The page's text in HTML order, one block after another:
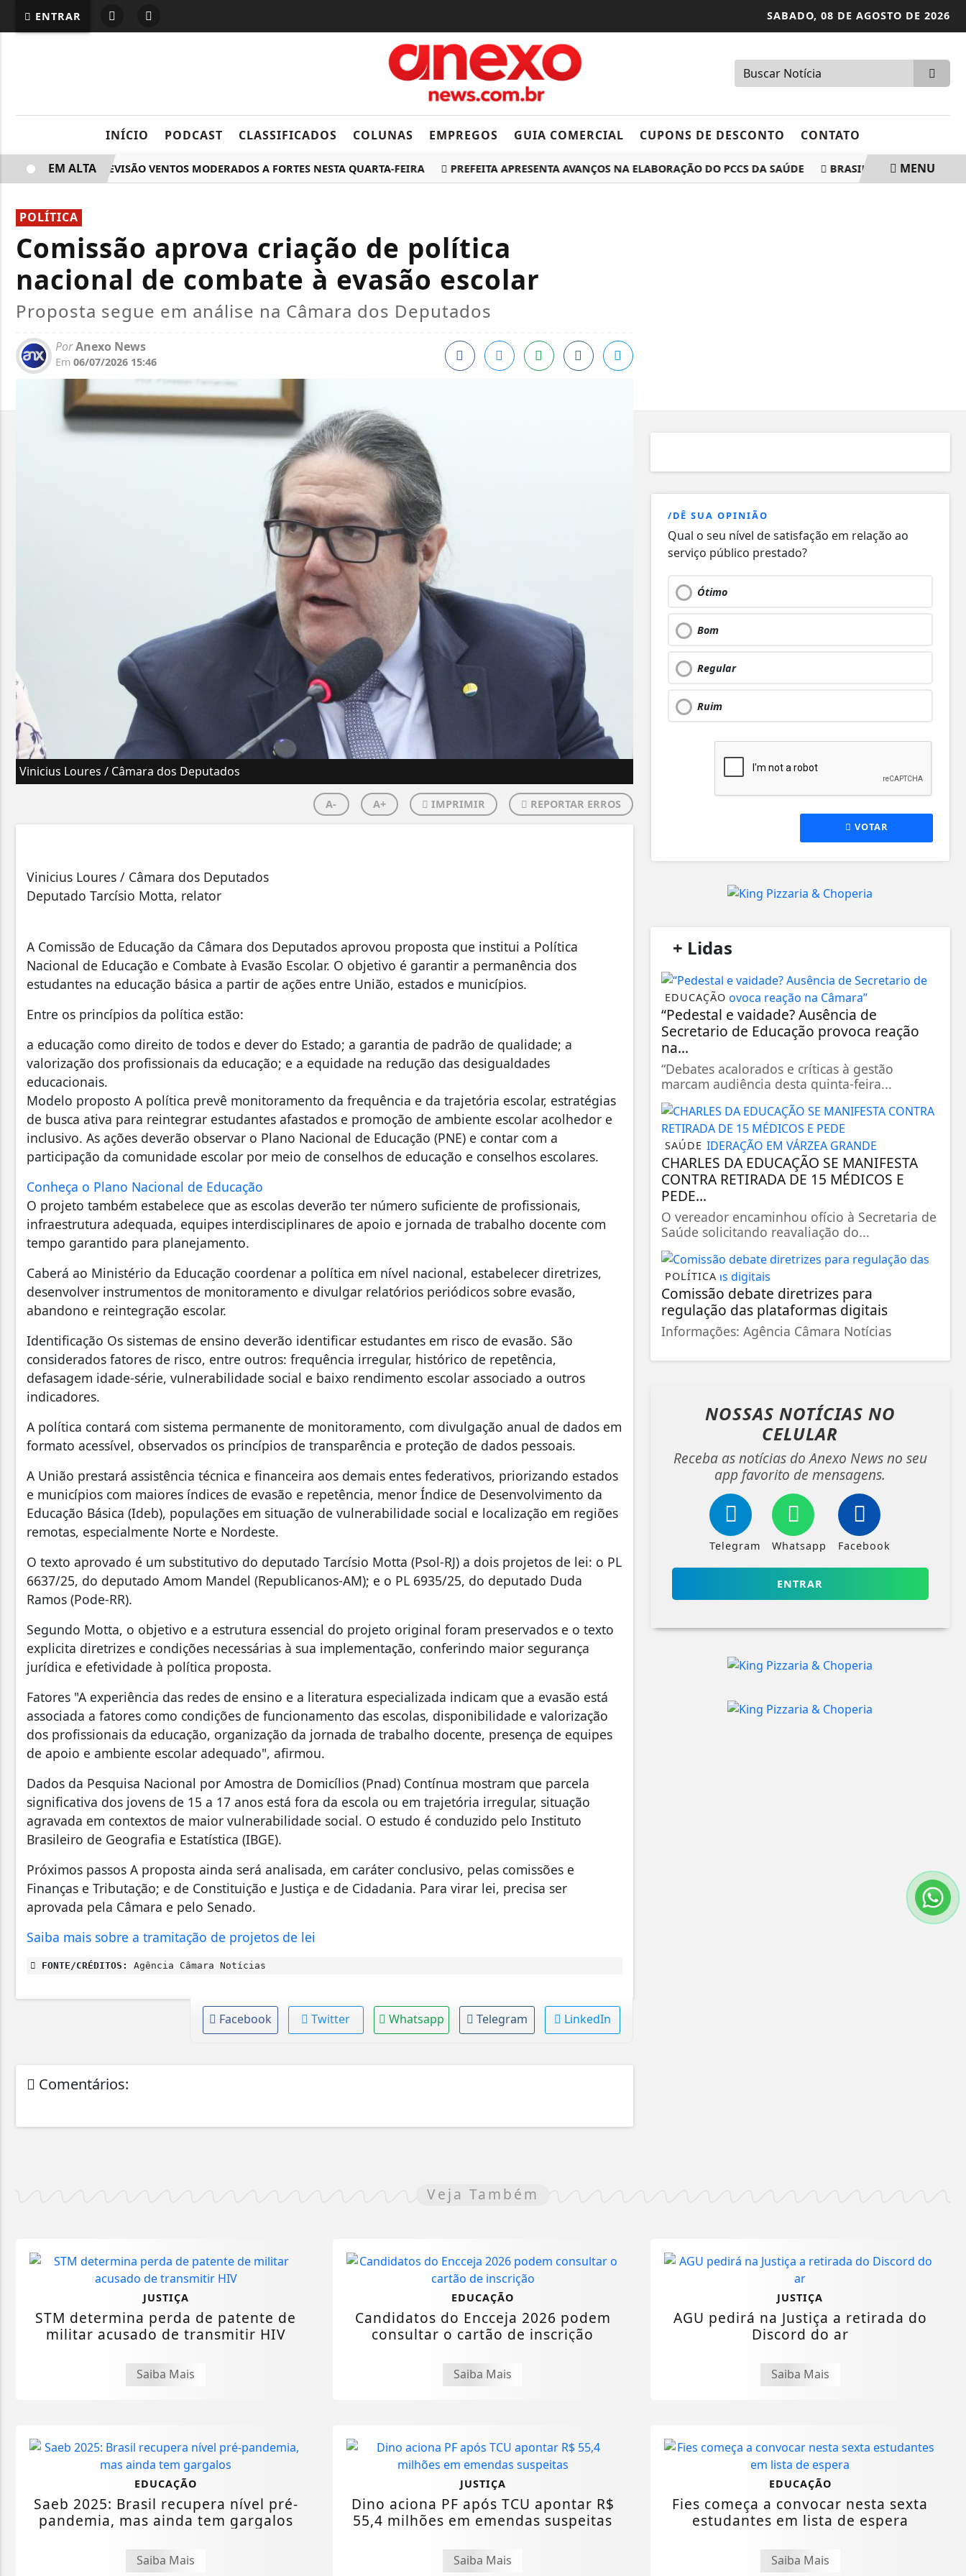
ENTRAR SABADO, 08 DE AGOSTO DE 2026
INÍCIO PODCAST CLASSIFICADOS COLUNAS EMPREGOS GUIA COMERCIAL CUPONS DE DESCONTO CONTATO
RIO TEM PREVISÃO VENTOS MODERADOS A FORTES NESTA QUARTA-FEIRA PREFEITA APRESENTA AVANÇOS NA ELABORAÇÃO DO PCCS DA SAÚDE BRASIL PASSA A TER
EM ALTA MENU
POLÍTICA
Comissão aprova criação de política
nacional de combate à evasão escolar
Proposta segue em análise na Câmara dos Deputados
PorAnexo News
Em 06/07/2026 15:46
Vinicius Loures / Câmara dos Deputados
A- A+ IMPRIMIR REPORTAR ERROS
Vinicius Loures / Câmara dos Deputados
Deputado Tarcísio Motta, relator
A Comissão de Educação da Câmara dos Deputados aprovou proposta que institui a Política
Nacional de Educação e Combate à Evasão Escolar. O objetivo é garantir a permanência dos
estudantes na educação básica a partir de ações entre União, estados e municípios.
Entre os princípios da política estão:
a educação como direito de todos e dever do Estado; a garantia de padrão de qualidade; a
valorização dos profissionais da educação; e a equidade na redução das desigualdades
educacionais.
Modelo proposto A política prevê monitoramento da frequência e da trajetória escolar, estratégias
de busca ativa para reintegrar estudantes afastados e promoção de ambiente escolar acolhedor e
inclusivo. As ações deverão observar o Plano Nacional de Educação (PNE) e contar com a
participação da comunidade escolar por meio de conselhos de educação e conselhos escolares.
Conheça o Plano Nacional de Educação
O projeto também estabelece que as escolas deverão ter número suficiente de profissionais,
infraestrutura adequada, equipes interdisciplinares de apoio e jornada de trabalho docente com
tempo garantido para planejamento.
Caberá ao Ministério da Educação coordenar a política em nível nacional, estabelecer diretrizes,
desenvolver instrumentos de monitoramento e divulgar relatórios periódicos sobre evasão,
abandono e reintegração escolar.
Identificação Os sistemas de ensino deverão identificar estudantes em risco de evasão. São
considerados fatores de risco, entre outros: frequência irregular, histórico de repetência,
defasagem idade-série, vulnerabilidade social e baixo rendimento escolar associado a outros
indicadores.
A política contará com sistema permanente de monitoramento, com divulgação anual de dados em
formato acessível, observados os princípios de transparência e proteção de dados pessoais.
A União prestará assistência técnica e financeira aos demais entes federativos, priorizando estados
e municípios com maiores índices de evasão e repetência, menor Índice de Desenvolvimento da
Educação Básica (Ideb), populações em situação de vulnerabilidade social e localização em regiões
remotas, especialmente Norte e Nordeste.
O texto aprovado é um substitutivo do deputado Tarcísio Motta (Psol-RJ) a dois projetos de lei: o PL
6637/25, do deputado Amom Mandel (Republicanos-AM); e o PL 6935/25, do deputado Duda
Ramos (Pode-RR).
Segundo Motta, o objetivo e a estrutura essencial do projeto original foram preservados e o texto
explicita diretrizes e condições necessárias à sua implementação, conferindo maior segurança
jurídica e efetividade à política proposta.
Fatores "A experiência das redes de ensino e a literatura especializada indicam que a evasão está
associada a fatores como condições de funcionamento das escolas, disponibilidade e valorização
dos profissionais da educação, organização da jornada de trabalho docente, presença de equipes
de apoio e ambiente escolar adequado", afirmou.
Dados da Pesquisa Nacional por Amostra de Domicílios (Pnad) Contínua mostram que parcela
significativa dos jovens de 15 a 17 anos está fora da escola ou em trajetória irregular, situação
agravada em contextos de maior vulnerabilidade social. O estudo é conduzido pelo Instituto
Brasileiro de Geografia e Estatística (IBGE).
Próximos passos A proposta ainda será analisada, em caráter conclusivo, pelas comissões e
Finanças e Tributação; e de Constituição e Justiça e de Cidadania. Para virar lei, precisa ser
aprovada pela Câmara e pelo Senado.
Saiba mais sobre a tramitação de projetos de lei
FONTE/CRÉDITOS: Agência Câmara Notícias
Facebook Twitter Whatsapp Telegram LinkedIn
Comentários:
/DÊ SUA OPINIÃO
Qual o seu nível de satisfação em relação ao
serviço público prestado?
Ótimo
Bom
Regular
Ruim
VOTAR
+ Lidas
EDUCAÇÃO
“Pedestal e vaidade? Ausência de
Secretario de Educação provoca reação
na...
“Debates acalorados e críticas à gestão
marcam audiência desta quinta-feira...
SAÚDE
CHARLES DA EDUCAÇÃO SE MANIFESTA
CONTRA RETIRADA DE 15 MÉDICOS E
PEDE...
O vereador encaminhou ofício à Secretaria de
Saúde solicitando reavaliação do...
POLÍTICA
Comissão debate diretrizes para
regulação das plataformas digitais
Informações: Agência Câmara Notícias
NOSSAS NOTÍCIAS NO
CELULAR
Receba as notícias do Anexo News no seu
app favorito de mensagens.
Telegram Whatsapp Facebook
ENTRAR
Veja Também
JUSTIÇA
STM determina perda de patente de
militar acusado de transmitir HIV
Saiba Mais
EDUCAÇÃO
Candidatos do Encceja 2026 podem
consultar o cartão de inscrição
Saiba Mais
JUSTIÇA
AGU pedirá na Justiça a retirada do
Discord do ar
Saiba Mais
EDUCAÇÃO
Saeb 2025: Brasil recupera nível pré-
pandemia, mas ainda tem gargalos
Saiba Mais
JUSTIÇA
Dino aciona PF após TCU apontar R$
55,4 milhões em emendas suspeitas
Saiba Mais
EDUCAÇÃO
Fies começa a convocar nesta sexta
estudantes em lista de espera
Saiba Mais